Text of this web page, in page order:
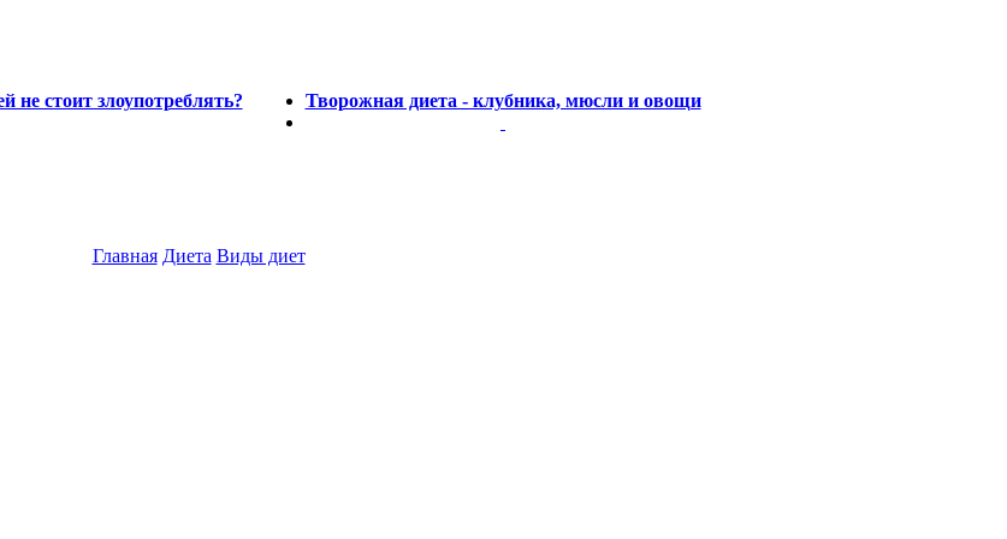
не стоит злоупотреблять? Творожная диета - клубника, мюсли и овощи
Главная Диета Виды диет